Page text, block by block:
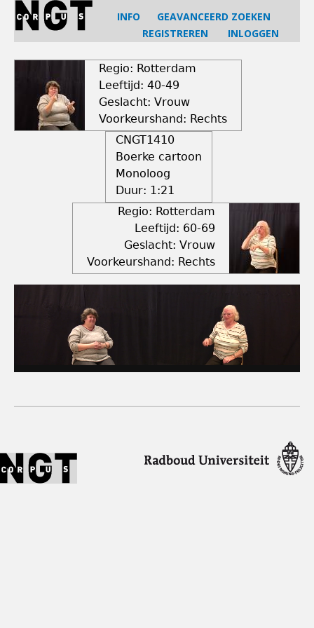
Jump
navigation
INFO
GEAVANCEERD ZOEKEN
REGISTREREN
INLOGGEN
Regio: Rotterdam
Leeftijd: 40-49
Geslacht: Vrouw
Voorkeurshand: Rechts
CNGT1410
Boerke cartoon
Monoloog
Duur: 1:21
Regio: Rotterdam
Leeftijd: 60-69
Geslacht: Vrouw
Voorkeurshand: Rechts